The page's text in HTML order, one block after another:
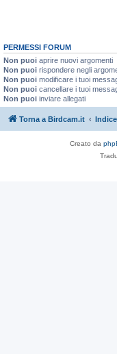
PERMESSI FORUM
Non puoi aprire nuovi argomenti
Non puoi rispondere negli
Non puoi modificare i tuoi
Non puoi cancellare i tuoi
Non puoi inviare allegati
Torna a Birdcam.it Indice
Creato da